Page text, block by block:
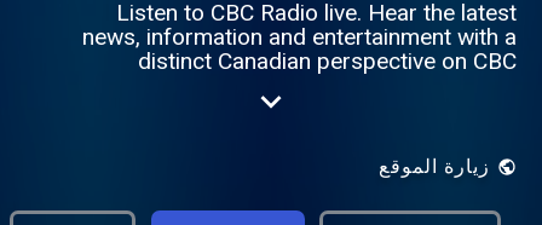
Listen to CBC Radio live. Hear the latest
news, information and entertainment with a
distinct Canadian perspective on CBC
زيارة الموقع